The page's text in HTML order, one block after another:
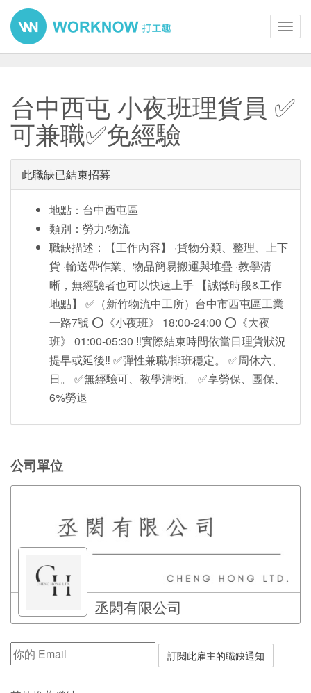
台中西屯 小夜班理貨員 ✅
可兼職✅免經驗
此職缺已結束招募
地點：台中西屯區
類別：勞力/物流
職缺描述：【工作內容】 ·貨物分類、整理、上下
貨 ·輸送帶作業、物品簡易搬運與堆疊 ·教學清
晰，無經驗者也可以快速上手 【誠徵時段&工作
地點】 ✅（新竹物流中工所）台中市西屯區工業
一路7號 ⭕️《小夜班》 18:00-24:00 ⭕️《大夜
班》 01:00-05:30 ‼️實際結束時間依當日理貨狀況
提早或延後‼️ ✅彈性兼職/排班穩定。 ✅周休六、
日。 ✅無經驗可、教學清晰。 ✅享勞保、團保、
6%勞退
公司單位
丞閎有限公司